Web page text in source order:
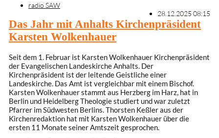
radio SAW
28.12.2025 08:15
Das Jahr mit Anhalts Kirchenpräsident
Karsten Wolkenhauer
Seit dem 1. Februar ist Karsten Wolkenhauer Kirchenpräsident
der Evangelischen Landeskirche Anhalts. Der
Kirchenpräsident ist der leitende Geistliche einer
Landeskirche. Das Amt ist vergleichbar mit einem Bischof.
Karsten Wolkenhauer stammt aus Herzberg im Harz, hat in
Berlin und Heidelberg Theologie studiert und war zuletzt
Pfarrer im Südwesten Berlins. Thorsten Keßler aus der
Kirchenredaktion hat mit Karsten Wolkenhauer über die
ersten 11 Monate seiner Amtszeit gesprochen.